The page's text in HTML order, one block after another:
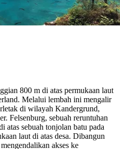
800 m di atas permukaan laut
Melalui lembah ini mengalir
di wilayah Kandergrund,
Felsenburg, sebuah reruntuhan
atas sebuah tonjolan batu pada
laut di atas desa. Dibangun
akses ke